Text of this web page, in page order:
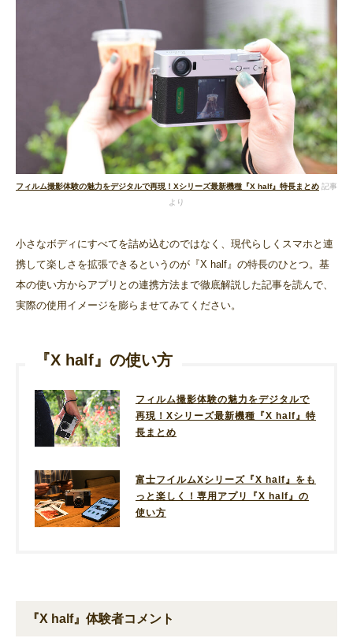
フィルム撮影体験の魅力をデジタルで再現！Xシリーズ最新機種『X half』特長まとめ 記事
より
小さなボディにすべてを詰め込むのではなく、現代らしくスマホと連
携して楽しさを拡張できるというのが『X half』の特長のひとつ。基
本の使い方からアプリとの連携方法まで徹底解説した記事を読んで、
実際の使用イメージを膨らませてみてください。
『X half』の使い方
フィルム撮影体験の魅力をデジタルで
再現！Xシリーズ最新機種『X half』特
長まとめ
富士フイルムXシリーズ『X half』をも
っと楽しく！専用アプリ『X half』の
使い方
『X half』体験者コメント